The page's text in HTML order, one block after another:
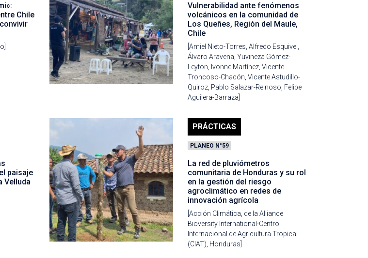
Chile
Vulnerabilidad ante fenómenos
volcánicos en la comunidad de
Los Queñes, Región del Maule,
Chile
[Amiel Nieto-Torres, Alfredo Esquivel,
Álvaro Aravena, Yuvineza Gómez-
Leyton, Ivonne Martínez, Vicente
Troncoso-Chacón, Vicente Astudillo-
Quiroz, Pablo Salazar-Reinoso, Felipe
Aguilera-Barraza]
paisaje
Velluda
PRÁCTICAS
PLANEO N°59
La red de pluviómetros
comunitaria de Honduras y su rol
en la gestión del riesgo
agroclimático en redes de
innovación agrícola
[Acción Climática, de la Alliance
Bioversity International-Centro
Internacional de Agricultura Tropical
(CIAT), Honduras]